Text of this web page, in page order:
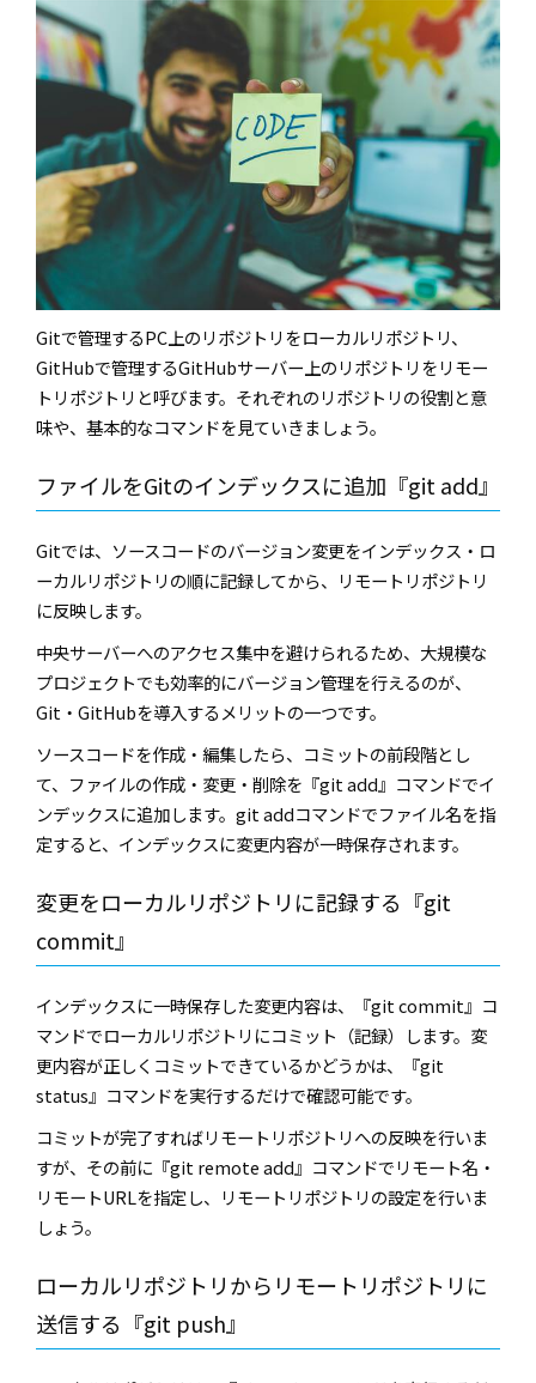
Gitで管理するPC 上のリポジトリをローカルリポジトリ、
GitHubで管理するGitHubサーバー上のリポジトリをリモー
トリポジトリと呼びます。それぞれのリポジトリの役割と意
味や、基本的なコマンドを見ていきましょう。
ファイルをGitのインデックスに追加『git add』
Gitでは、ソースコードのバージョン変更をインデックス・ロ
ーカルリポジトリの順に記録してから、リモートリポジトリ
に反映します。
中央サーバーへのアクセス集中を避けられるため、大規模な
プロジェクトでも効率的にバージョン管理を行えるのが、
Git ・ GitHubを導入するメリットの一つです。
ソースコードを作成・編集したら、コミットの前段階とし
て、ファイルの作成・変更・削除を『git add』コマンドでイ
ンデックスに追加します。 git addコマンドでファイル名を指
定すると、インデックスに変更内容が一時保存されます。
変更をローカルリポジトリに記録する『git
commit』
インデックスに一時保存した変更内容は、『git commit』コ
マンドでローカルリポジトリにコミット（記録）します。変
更内容が正しくコミットできているかどうかは、『git
status』コマンドを実行するだけで確認可能です。
コミットが完了すればリモートリポジトリへの反映を行いま
すが、その前に『git remote add』コマンドでリモート名・
リモートURLを指定し、リモートリポジトリの設定を行いま
しょう。
ローカルリポジトリからリモートリポジトリに
送信する『git push』